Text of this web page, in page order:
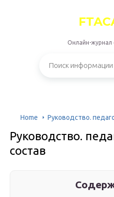
Онлайн-журнал
Home Руководство.
Руководство.
состав